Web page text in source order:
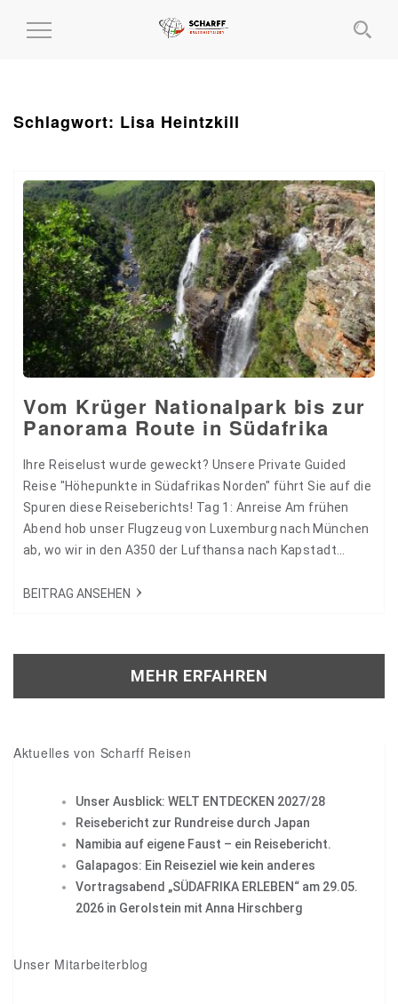
MENÜ
Schlagwort: Lisa Heintzkill
Vom Krüger Nationalpark bis zur
Panorama Route in Südafrika
Ihre Reiselust wurde geweckt? Unsere Private Guided
Reise "Höhepunkte in Südafrikas Norden" führt Sie auf die
Spuren diese Reiseberichts! Tag 1: Anreise Am frühen
Abend hob unser Flugzeug von Luxemburg nach München
ab, wo wir in den A350 der Lufthansa nach Kapstadt
lehnten uns zurück und freuten uns auf wundervolle Tage
BEITRAG ANSEHEN
MEHR ERFAHREN
Aktuelles von Scharff Reisen
Unser Ausblick: WELT ENTDECKEN 2027/28
Reisebericht zur Rundreise durch Japan
Namibia auf eigene Faust – ein Reisebericht.
Galapagos: Ein Reiseziel wie kein anderes
Vortragsabend „SÜDAFRIKA ERLEBEN“ am 29.05.
2026 in Gerolstein mit Anna Hirschberg
Unser Mitarbeiterblog